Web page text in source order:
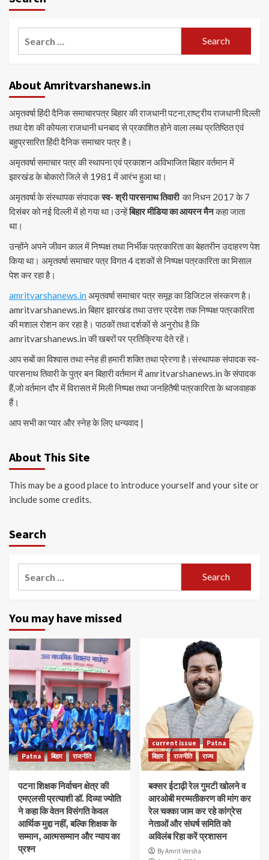
About Amritvarshanews.in
अमृतवर्षा हिंदी दैनिक समाचारपत्र बिहार की राजधानी पटना,राष्ट्रीय राजधानी दिल्ली
तथा देश की कोयला राजधानी धनबाद से प्रकाशित होने वाला लब्ध प्रतिष्ठित एवं
बहुप्रसारित हिंदी दैनिक समाचार पत्र है।
अमृतवर्षा समाचार पत्र की स्थापना एवं प्रकाशन अविभाजित बिहार वर्तमान में
झारखंड के बोकारो जिले से 1981 में आरंभ हुआ था।
अमृतवर्षा के संस्थापक संपादकस्व- श्री पारसनाथ तिवारीका निधन 2017 के 7
दिसंबर को नई दिल्ली में हो गया था।उन्हेंबिहार मीडिया का आयरन मैनकहा जाता
था।
उन्होंने अपने जीवन काल में निष्पक्ष तथा निर्भीक पत्रकारिता का बेहतरीन उदाहरण पेश
किया था। अमृतवर्षा समाचार पत्र विगत 4 दशकों से निष्पक्ष पत्रकारिता का मिसाल
पेश कर रहा है।
amritvarshanews.in अमृतवर्षा समाचार पत्र समूह का डिजिटल संस्करण है।
amritvarshanews.in बिहार झारखंड तथा उत्तर प्रदेश तक निष्पक्ष पत्रकारिता
की मशाल रोशन कर रहा है। पाठकों तथा दर्शकों से अनुरोध है कि
amritvarshanews.in की खबरों पर प्रतिक्रिया देते रहें।
आप सबों का विश्वास तथा स्नेह ही हमारी शक्ति तथा प्रेरणा है।संस्थापक संपादक स्व-
पारसनाथ तिवारी के पुत्र बन बिहारी वर्तमान में amritvarshanews.in के संपादक
हैं,जो वर्तमान दौर में विरासत में मिली निष्पक्ष तथा जनहितैषी पत्रकारिता के ध्वजवाहक
हैं।
आप सभी का प्यार और स्नेह के लिए धन्यवाद |
About This Site
This may be a good place to introduce yourself and your site or
include some credits.
Search
You may have missed
Patna बिहार राजनीति
पटना शिक्षक निर्वाचन क्षेत्र की
एमएलसी प्रत्याशी डॉ. दिव्या ज्योति
ने कहा कि वेतन विसंगति केवल
आर्थिक मुद्दा नहीं, बल्कि शिक्षक के
सम्मान, आत्मसम्मान और न्याय का
प्रश्न
current issue
Patna
बिहार
राजनीति राज्य
बक्सर ईटाढ़ी रेल गुमटी खोलने व
आरओबी मरम्मतीकरण की मांग कर
रेल चक्का जाम कर रहे कांग्रेस
नेताओं और संघर्ष समिति को
अविलंब रिहा करें प्रशासन
By Amrit Versha